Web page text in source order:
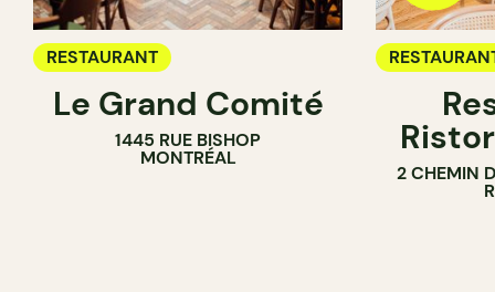
RESTAURANT
Le Grand Comité
1445 RUE BISHOP
MONTRÉAL
2 CHEMIN